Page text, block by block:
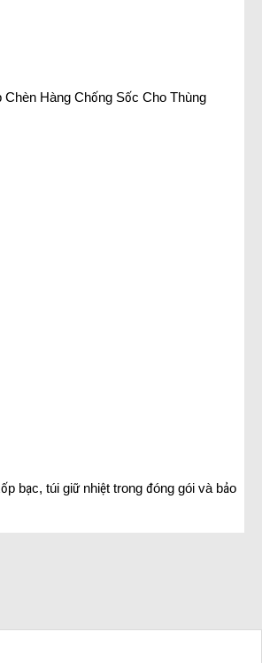
Hàng Chống Sốc Cho Thùng
bạc, túi giữ nhiệt trong đóng gói và bảo